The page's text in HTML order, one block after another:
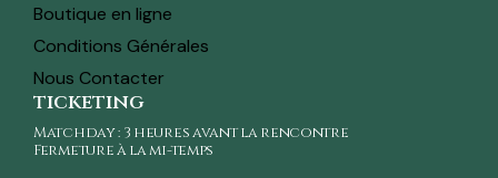
Boutique en ligne
Conditions Générales
Nous Contacter
ticketing
Matchday : 3 heures avant la rencontre
Fermeture à la mi-temps